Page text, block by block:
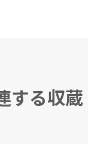
する収蔵